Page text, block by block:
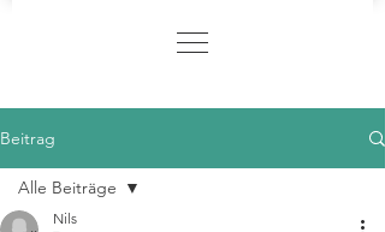
Beitrag
Alle Beiträge
Nils